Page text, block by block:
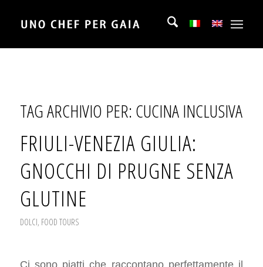
TAG ARCHIVIO PER:CUCINA INCLUSIVA
FRIULI-VENEZIA GIULIA:
GNOCCHI DI PRUGNE SENZA
GLUTINE
DOLCI, FOOD TOURS
Ci sono piatti che raccontano perfettamente il